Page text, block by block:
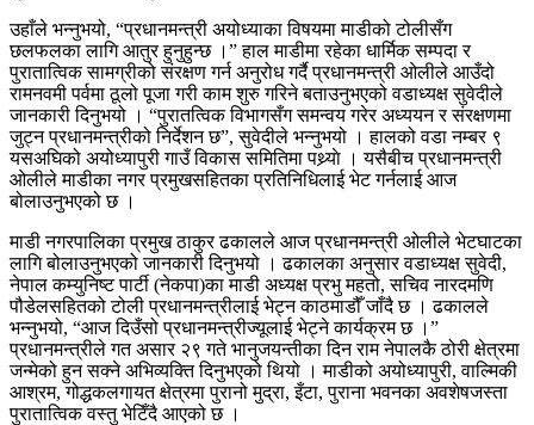
उहाँले भन्नुभयो, “प्रधानमन्त्री अयोध्याका विषयमा माडीको टोलीसँग
छलफलका लागि आतुर हुनुहुन्छ ।” हाल माडीमा रहेका धार्मिक सम्पदा र
पुरातात्विक सामग्रीको संरक्षण गर्न अनुरोध गर्दै प्रधानमन्त्री ओलीले आउँदो
रामनवमी पर्वमा ठूलो पूजा गरी काम शुरु गरिने बताउनुभएको वडाध्यक्ष सुवेदीले
जानकारी दिनुभयो । “पुरातत्विक विभागसँग समन्वय गरेर अध्ययन र संरक्षणमा
जुट्न प्रधानमन्त्रीको निर्देशन छ”, सुवेदीले भन्नुभयो । हालको वडा नम्बर ९
यसअघिको अयोध्यापुरी गाउँ विकास समितिमा पथ्र्याे । यसैबीच प्रधानमन्त्री
ओलीले माडीका नगर प्रमुखसहितका प्रतिनिधिलाई भेट गर्नलाई आज
बोलाउनुभएको छ ।
माडी नगरपालिका प्रमुख ठाकुर ढकालले आज प्रधानमन्त्री ओलीले भेटघाटका
लागि बोलाउनुभएको जानकारी दिनुभयो । ढकालका अनुसार वडाध्यक्ष सुवेदी,
नेपाल कम्युनिष्ट पार्टी (नेकपा)का माडी अध्यक्ष प्रभु महतो, सचिव नारदमणि
पौडेलसहितको टोली प्रधानमन्त्रीलाई भेट्न काठमाडौँ जाँदै छ । ढकालले
भन्नुभयो, “आज दिउँसो प्रधानमन्त्रीज्यूलाई भेट्ने कार्यक्रम छ ।”
प्रधानमन्त्रीले गत असार २९ गते भानुजयन्तीका दिन राम नेपालकै ठोरी क्षेत्रमा
जन्मेको हुन सक्ने अभिव्यक्ति दिनुभएको थियो । माडीको अयोध्यापुरी, वाल्मिकी
आश्रम, गोद्धकलगायत क्षेत्रमा पुरानो मुद्रा, इँटा, पुराना भवनका अवशेषजस्ता
पुरातात्विक वस्तु भेटिँदै आएको छ ।